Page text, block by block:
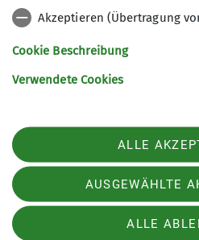
Unsere Homepages
92318 Neumarkt
Telefon +49918122704
Datenschutz
Akzeptieren (Übertragung
Cookie Beschreibung
Verwendete Cookies
ALLE
AUSGEWÄHLTE
ALLE